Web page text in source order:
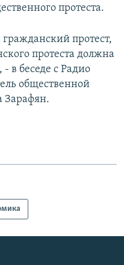
протеста.
протест,
протеста должна
- в беседе с Радио
общественной
Зарафян.